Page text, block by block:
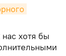
нас хотя бы